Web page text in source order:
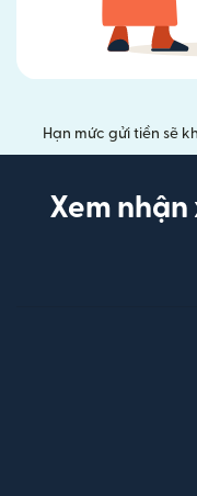
Hạn mức gửi tiền sẽ
Xem